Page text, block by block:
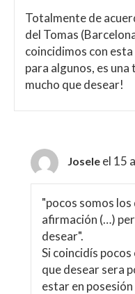
Totalmente de
del Tomas
coincidimos con
para algunos, es
mucho que desear!
Josele el 15
"pocos somos
afirmación (…)
desear".
Si coincidís
que desear sera
estar en